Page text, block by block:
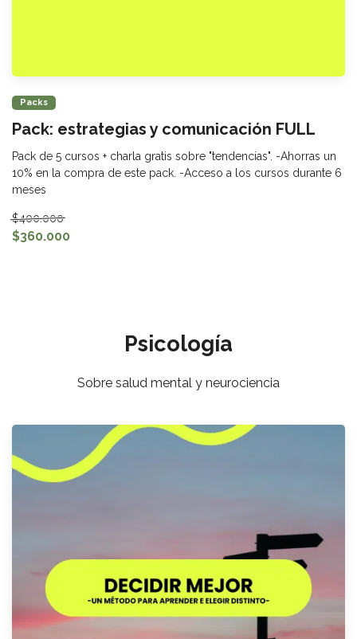
Packs
Pack: estrategias y comunicación FULL
Pack de 5 cursos + charla gratis sobre "tendencias". -Ahorras un
10% en la compra de este pack. -Acceso a los cursos durante 6
meses
$400.000
$360.000
Psicología
Sobre salud mental y neurociencia